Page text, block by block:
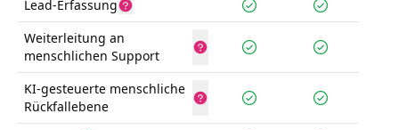
Lead-Erfassung
Weiterleitung an
menschlichen Support
KI-gesteuerte menschliche
Rückfallebene